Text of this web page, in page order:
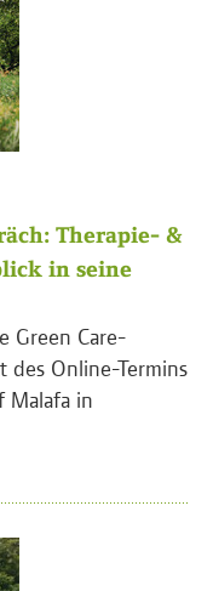
Therapie- &
in seine
Green Care-
Online-Termins
Malafa in